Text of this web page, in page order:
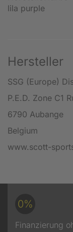
lila purple
Hersteller
SSG (Europe)
P.E.D. Zone C1
6790 Aubange
Belgium
www.scott-
0%
Finanzierung